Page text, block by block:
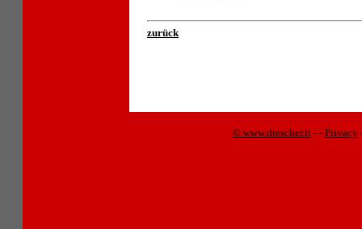
zurück
© www.drescher.it - - Privacy